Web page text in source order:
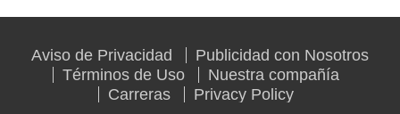
Aviso de Privacidad
Publicidad con Nosotros
Términos de Uso
Nuestra compañía
Carreras
Privacy Policy